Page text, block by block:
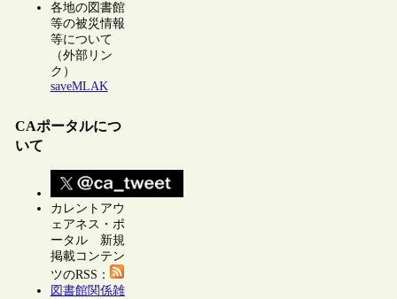
各地の図書館
等の被災情報
等について
（外部リン
ク）
saveMLAK
CAポータルにつ
いて
カレントアウ
ェアネス・ポ
ータル 新規
掲載コンテン
ツのRSS：
図書館関係雑